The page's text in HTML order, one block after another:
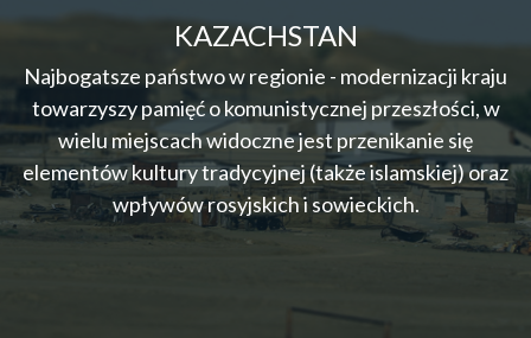
KAZACHSTAN
Najbogatsze państwo w regionie - modernizacji kraju
towarzyszy pamięć o komunistycznej przeszłości, w
wielu miejscach widoczne jest przenikanie się
elementów kultury tradycyjnej (także islamskiej) oraz
wpływów rosyjskich i sowieckich.